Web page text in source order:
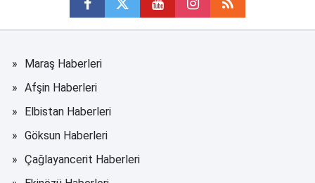
Maraş Haberleri
Afşin Haberleri
Elbistan Haberleri
Göksun Haberleri
Çağlayancerit Haberleri